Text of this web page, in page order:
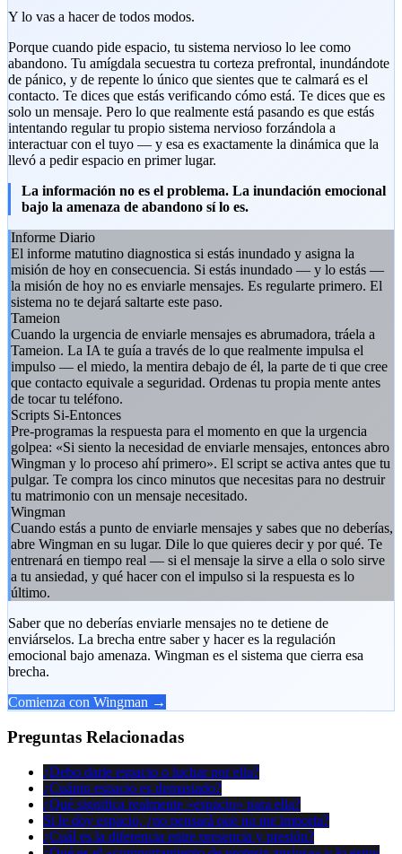
Y lo vas a hacer de todos modos.
Porque cuando pide espacio, tu sistema nervioso lo lee como
abandono. Tu amígdala secuestra tu corteza prefrontal, inundándote
de pánico, y de repente lo único que sientes que te calmará es el
contacto. Te dices que estás verificando cómo está. Te dices que es
solo un mensaje. Pero lo que realmente está pasando es que estás
intentando regular tu propio sistema nervioso forzándola a
interactuar con el tuyo — y esa es exactamente la dinámica que la
llevó a pedir espacio en primer lugar.
La información no es el problema. La inundación emocional
bajo la amenaza de abandono sí lo es.
Informe Diario
El informe matutino diagnostica si estás inundado y asigna la
misión de hoy en consecuencia. Si estás inundado — y lo estás —
la misión de hoy no es enviarle mensajes. Es regularte primero. El
sistema no te dejará saltarte este paso.
Tameion
Cuando la urgencia de enviarle mensajes es abrumadora, tráela a
Tameion. La IA te guía a través de lo que realmente impulsa el
impulso — el miedo, la mentira debajo de él, la parte de ti que cree
que contacto equivale a seguridad. Ordenas tu propia mente antes
de tocar tu teléfono.
Scripts Si-Entonces
Pre-programas la respuesta para el momento en que la urgencia
golpea: «Si siento la necesidad de enviarle mensajes, entonces abro
Wingman y lo proceso ahí primero». El script se activa antes que tu
pulgar. Te compra los cinco minutos que necesitas para no destruir
tu matrimonio con un mensaje necesitado.
Wingman
Cuando estás a punto de enviarle mensajes y sabes que no deberías,
abre Wingman en su lugar. Dile lo que quieres decir y por qué. Te
entrenará en tiempo real — si el mensaje la sirve a ella o solo sirve
a tu ansiedad, y qué hacer con el impulso si la respuesta es lo
último.
Saber que no deberías enviarle mensajes no te detiene de
enviárselos. La brecha entre saber y hacer es la regulación
emocional bajo amenaza. Wingman es el sistema que cierra esa
brecha.
Comienza con Wingman →
Preguntas Relacionadas
¿Debo darle espacio o luchar por ella?
¿Cuánto espacio es demasiado?
¿Qué significa realmente «espacio» para ella?
Si le doy espacio, ¿no pensará que no me importa?
¿Cuál es la diferencia entre presencia y presión?